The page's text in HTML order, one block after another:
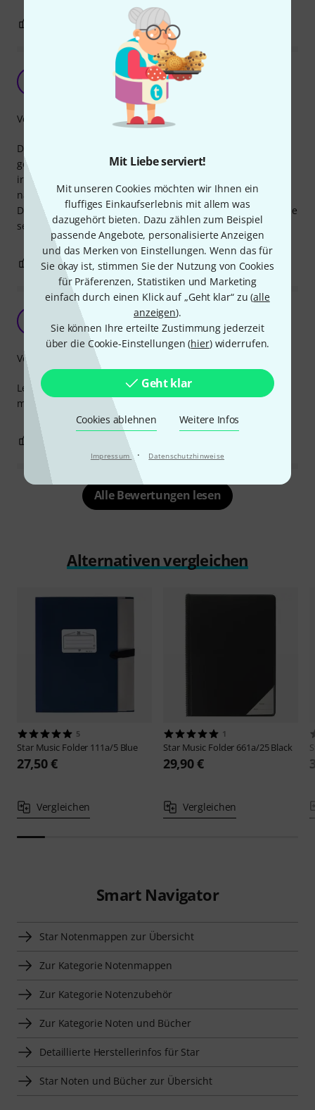
Mit Liebe serviert!
Mit unseren Cookies möchten wir Ihnen ein
fluffiges Einkaufserlebnis mit allem was
dazugehört bieten. Dazu zählen zum Beispiel
passende Angebote, personalisierte Anzeigen
und das Merken von Einstellungen. Wenn das für
Sie okay ist, stimmen Sie der Nutzung von Cookies
für Präferenzen, Statistiken und Marketing
einfach durch einen Klick auf „Geht klar“ zu (alle
anzeigen).
Sie können Ihre erteilte Zustimmung jederzeit
über die Cookie-Einstellungen (hier) widerrufen.
Geht klar
Cookies ablehnen Weitere Infos
Impressum · Datenschutzhinweise
BEWERTUNG MELDEN
Gute Universalmappe
Tobias123 26.10.2009
Diese Mappe ist durch Ihre flexible Höhe für fast alles
geeignet. Man kann in Ihr Noten unterbringen,
irgendwelche Dokumente, Aufnahmen auf CDs für die
nächste Probe, etc...
Die Verarbeitung ist sehr gut und sie hat dadurch auch eine
sehr lange "Lebenszeit".
Verarbeitung
0 BEWERTUNG MELDEN
Klassische Notenmappe
Ulrich B. 752 06.09.2023
Leider besteht der ist der Verschluss aus einem Band dass
mit der Zeit ausfädelt.
Verarbeitung
BEWERTUNG MELDEN
Alle Bewertungen lesen
Alternativen vergleichen
5
Star Music Folder 111a/5 Blue
27,50 €
Vergleichen
1
Star Music Folder 661a/25 Black
29,90 €
Vergleichen
Smart Navigator
Star Notenmappen zur Übersicht
Zur Kategorie Notenmappen
Zur Kategorie Notenzubehör
Zur Kategorie Noten und Bücher
Detaillierte Herstellerinfos für Star
Star Noten und Bücher zur Übersicht